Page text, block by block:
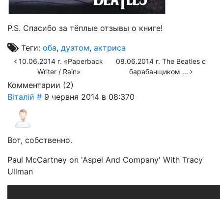
P.S. Спасибо за тёплые отзывы о книге!
Теги: оба, дуэтом, актриса
10.06.2014 г. «Paperback
Writer / Rain»
08.06.2014 г. The Beatles с
барабанщиком ...
Комментарии (2)
Віталій # 9 червня 2014 в 08:370
Вот, собственно.
Paul McCartney on 'Aspel And Company' With Tracy
Ullman